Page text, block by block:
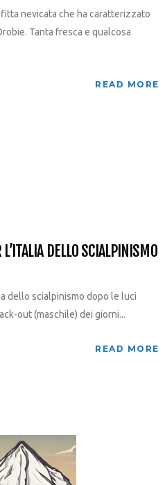
nevicata che ha caratterizzato
Tanta fresca e qualcosa
READ MORE
DELLO SCIALPINISMO
dello scialpinismo dopo le luci
out (maschile) dei giorni...
READ MORE